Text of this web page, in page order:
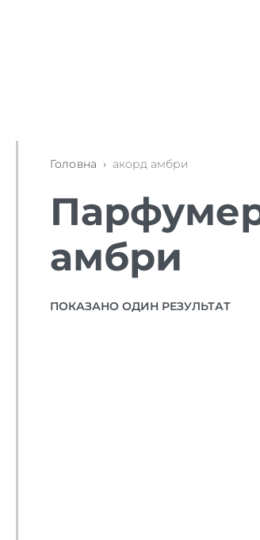
Головна › акорд амбри
амбри
ПОКАЗАНО ОДИН РЕЗУЛЬТАТ